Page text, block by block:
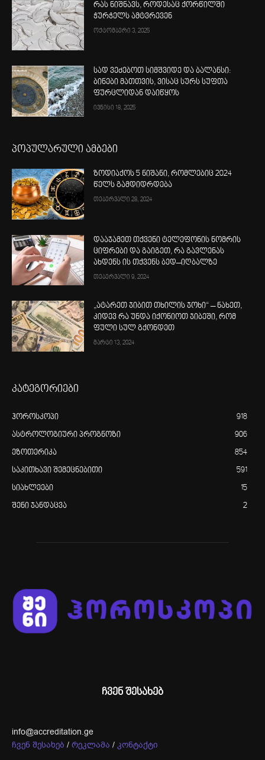
რას ნიშნავს, როდესაც ქორწილში
ჭურჭელს ამტვრევენ
ოქტომბერი 3, 2025
სად ვეძებოთ სიმშვიდე და ბალანსი:
ბინები მათთვის, ვისაც სურს სუფთა
ფურცლიდან დაიწყოს
ივნისი 18, 2025
პოპულარული ამბები
ზოდიაქოს 5 ნიშანი, რომლებიც 2024
წელს გამდიდრდება
თებერვალი 28, 2024
დააჯამეთ თქვენი ტელეფონის ნომრის
ციფრები და გაიგეთ, რა გავლენას
ახდენს ის თქვენს ბედ–იღბალზე
თებერვალი 9, 2024
„ატარეთ ჯიბით თხილის ჯოხი“ – ნახეთ,
კიდევ რა უნდა იქონიოთ ჯიბეში, რომ
ფული სულ გქონდეთ
მარტი 13, 2024
კატეგორიები
ჰოროსკოპი 918
ასტროლოგიური პროგნოზი 906
ეზოთერიკა 854
საკითხავი შემეცნებითი 591
სიახლეები 15
შენი ჯანდაცვა 2
ჩვენ შესახებ
info@accreditation.ge
ჩვენ შესახებ / რეკლამა / კონტაქტი